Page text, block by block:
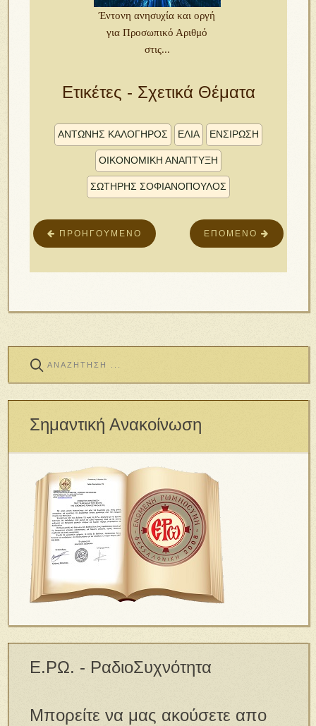
Έντονη ανησυχία και οργή
για Προσωπικό Αριθμό
στις...
Ετικέτες - Σχετικά Θέματα
ΑΝΤΩΝΗΣ ΚΑΛΟΓΗΡΟΣ ΕΛΙΑ ΕΝΣΙΡΩΣΗ
ΟΙΚΟΝΟΜΙΚΗ ΑΝΑΠΤΥΞΗ
ΣΩΤΉΡΗΣ ΣΟΦΙΑΝΌΠΟΥΛΟΣ
ΕΠΌΜΕΝΟ
ΠΡΟΗΓΟΎΜΕΝΟ
Σημαντική Ανακοίνωση
Ε.ΡΩ. - ΡαδιοΣυχνότητα
Μπορείτε να μας ακούσετε απο